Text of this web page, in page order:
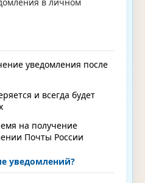
уведомления после
и всегда будет
на получение
Почты России
уведомлений?